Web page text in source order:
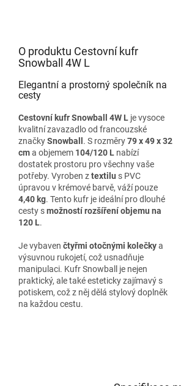
O produktu Cestovní kufr
Snowball 4W L
Elegantní a prostorný společník na
cesty
Cestovní kufr Snowball 4W L je vysoce
kvalitní zavazadlo od francouzské
značkySnowball . S rozměry79 x 49 x 32
cma objemem 104/120 L nabízí
dostatek prostoru pro všechny vaše
potřeby. Vyroben ztextilu s PVC
úpravou v krémové barvě, váží pouze
4,40 kg. Tento kufr je ideální pro dlouhé
cesty smožností rozšíření objemu na
120 L.
Je vybaven čtyřmi otočnými kolečkya
výsuvnou rukojetí, což usnadňuje
manipulaci. Kufr Snowball je nejen
praktický, ale také esteticky zajímavý s
potiskem, což z něj dělá stylový doplněk
na každou cestu.